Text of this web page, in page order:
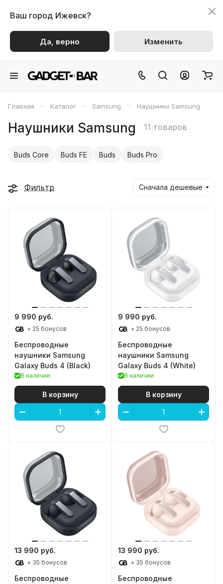
Ваш город Ижевск?
Да, верно Изменить
Главная – Каталог – Samsung – Наушники Samsung
Наушники Samsung 11 товаров
Buds Core Buds FE Buds Buds Pro
Фильтр Сначала дешевые
9 990 руб.
+ 25 бонусов
Беспроводные
наушники Samsung
Galaxy Buds 4 (Black)
В наличии
В корзину
9 990 руб.
+ 25 бонусов
Беспроводные
наушники Samsung
Galaxy Buds 4 (White)
В наличии
В корзину
13 990 руб.
+ 35 бонусов
Беспроводные
13 990 руб.
+ 35 бонусов
Беспроводные